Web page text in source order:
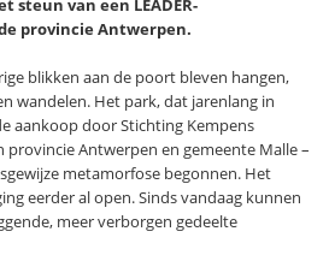
steun van een LEADER-
provincie Antwerpen.
blikken aan de poort bleven hangen,
wandelen. Het park, dat jarenlang in
aankoop door Stichting Kempens
provincie Antwerpen en gemeente Malle –
metamorfose begonnen. Het
eerder al open. Sinds vandaag kunnen
meer verborgen gedeelte